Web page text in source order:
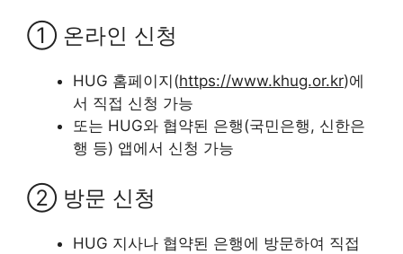
① 온라인 신청
HUG 홈페이지(https://www.khug.or.kr)에
서 직접 신청 가능
또는 HUG와 협약된 은행(국민은행, 신한은
행 등) 앱에서 신청 가능
② 방문 신청
HUG 지사나 협약된 은행에 방문하여 직접